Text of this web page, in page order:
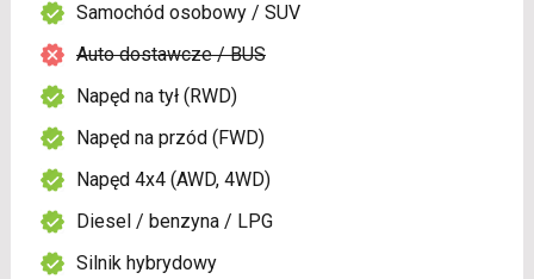
Samochód osobowy / SUV
Auto dostawcze / BUS
Napęd na tył (RWD)
Napęd na przód (FWD)
Napęd 4x4 (AWD, 4WD)
Diesel / benzyna / LPG
Silnik hybrydowy